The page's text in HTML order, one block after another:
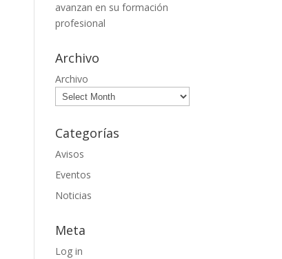
avanzan en su formación
profesional
Archivo
Archivo
Categorías
Avisos
Eventos
Noticias
Meta
Log in